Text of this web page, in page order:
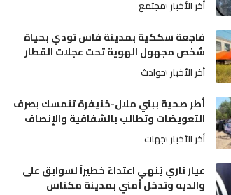
أخر الأخبار مجتمع
فاجعة سككية بمدينة فاس تودي بحياة
شخص مجهول الهوية تحت عجلات القطار
أخر الأخبار حوادث
أطر صحية ببني ملال-خنيفرة تتمسك بصرف
التعويضات وتطالب بالشفافية والإنصاف
أخر الأخبار جهات
عيار ناري يُنهي اعتداءً خطيراً لسوابق على
والديه وتدخل أمني بمدينة مكناس